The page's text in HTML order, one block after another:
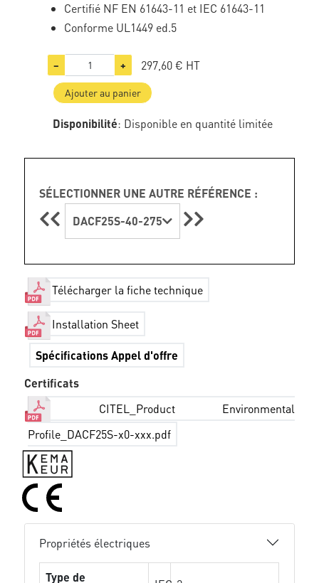
Certifié NF EN 61643-11 et IEC 61643-11
Conforme UL1449 ed.5
− + 297,60 € HT
Ajouter au panier
Disponibilité: Disponible en quantité limitée
SÉLECTIONNER UNE AUTRE RÉFÉRENCE :
DACF25S-40-275
Télécharger la fiche technique
Installation Sheet
Spécifications Appel d'offre
Certificats
CITEL_Product Environmental
Profile_DACF25S-x0-xxx.pdf
Propriétés électriques
Type de